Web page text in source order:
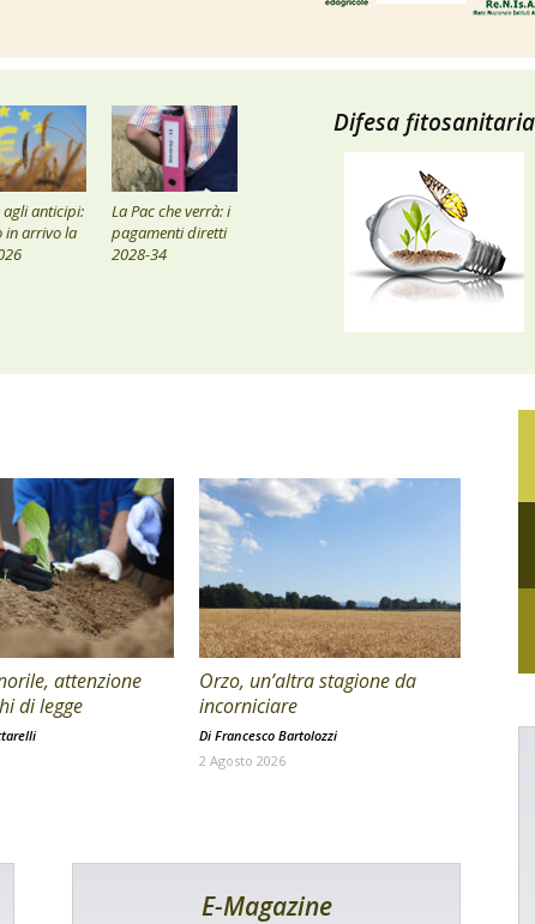
agli anticipi:
in arrivo la
La Pac che verrà: i
pagamenti diretti
2028-34
Difesa fitosanitaria
attenzione
di legge
Orzo, un’altra stagione da
incorniciare
Di Francesco Bartolozzi
2 Agosto 2026
E-Magazine